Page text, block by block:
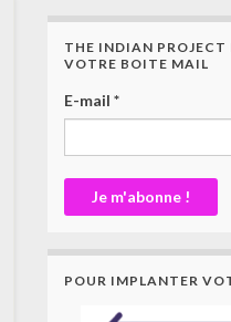
THE INDIAN
VOTRE BOITE MAIL
E-mail *
POUR IMPLANTER